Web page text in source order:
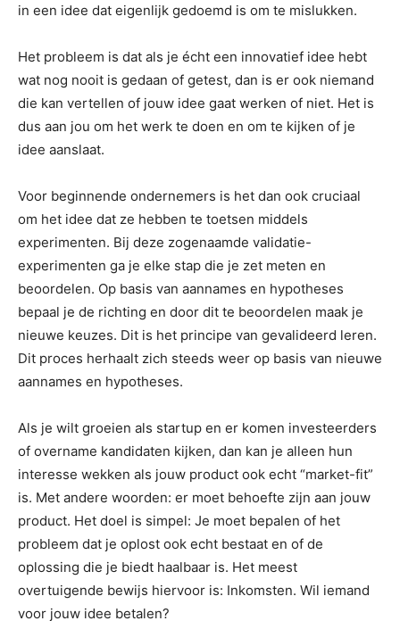
in een idee dat eigenlijk gedoemd is om te mislukken.
Het probleem is dat als je écht een innovatief idee hebt
wat nog nooit is gedaan of getest, dan is er ook niemand
die kan vertellen of jouw idee gaat werken of niet. Het is
dus aan jou om het werk te doen en om te kijken of je
idee aanslaat.
Voor beginnende ondernemers is het dan ook cruciaal
om het idee dat ze hebben te toetsen middels
experimenten. Bij deze zogenaamde validatie-
experimenten ga je elke stap die je zet meten en
beoordelen. Op basis van aannames en hypotheses
bepaal je de richting en door dit te beoordelen maak je
nieuwe keuzes. Dit is het principe van gevalideerd leren.
Dit proces herhaalt zich steeds weer op basis van nieuwe
aannames en hypotheses.
Als je wilt groeien als startup en er komen investeerders
of overname kandidaten kijken, dan kan je alleen hun
interesse wekken als jouw product ook echt “market-fit”
is. Met andere woorden: er moet behoefte zijn aan jouw
product. Het doel is simpel: Je moet bepalen of het
probleem dat je oplost ook echt bestaat en of de
oplossing die je biedt haalbaar is. Het meest
overtuigende bewijs hiervoor is: Inkomsten. Wil iemand
voor jouw idee betalen?